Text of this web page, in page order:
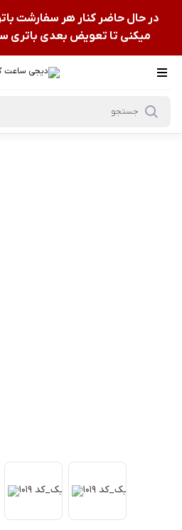
در حال حاضر کنار هر سفارشت
میکنی تا تعویض بعدی باتری